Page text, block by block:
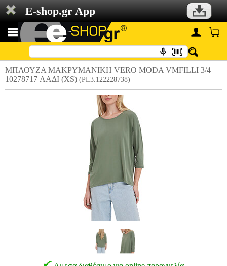
E-shop.gr App
ΜΠΛΟΥΖΑ ΜΑΚΡΥΜΑΝΙΚΗ VERO MODA VMFILLI 3/4
10278717 ΛΑΔΙ (XS) (PL3.122228738)